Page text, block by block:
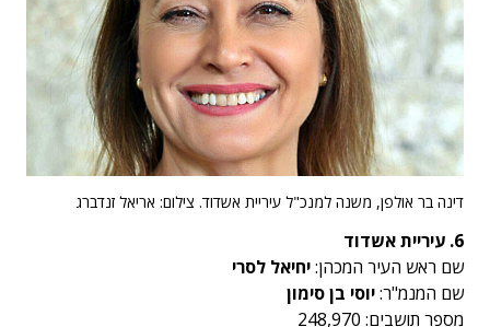
דינה בר אולפן, משנה למנכ"ל עיריית אשדוד. צילום: אריאל זנדברג
6. עיריית אשדוד
שם ראש העיר המכהן:יחיאל לסרי
שם המנמ"ר:יוסי בן סימון
מספר תושבים: 248,970